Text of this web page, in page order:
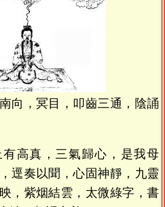
向，冥目，叩齒三通，陰誦
高真，三氣歸心，是我母
逕奏以聞，心固神靜，九靈
，紫烟結雲，太微綠字，書